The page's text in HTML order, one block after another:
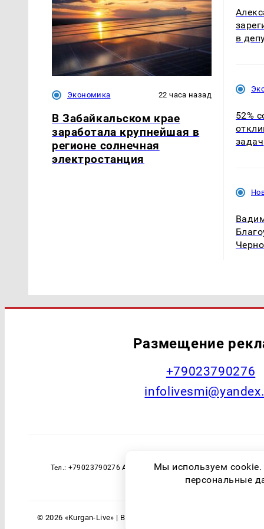
Экономика 22 часа назад
В Забайкальском крае
заработала крупнейшая в
регионе солнечная
электростанция
в
52%
задач
Размещение
+79023790276
Тел.: +79023790276 Адрес эл. почты:
технологий и
© 2026 «Kurgan-Live» | Все права защищены
Мы используем
персональные